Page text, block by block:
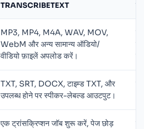
TRANSCRIBETEXT
MP3, MP4, M4A, WAV, MOV,
WebM और अन्य सामान्य ऑडियो/
वीडियो फ़ाइलें अपलोड करें।
TXT, SRT, DOCX, टाइम्ड TXT, और
उपलब्ध होने पर स्पीकर-लेबल्ड आउटपुट।
एक ट्रांसक्रिप्शन जॉब शुरू करें, पेज छोड़